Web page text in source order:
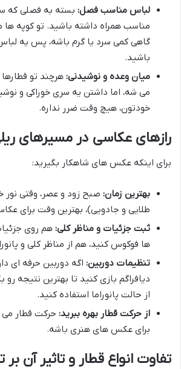
لباس مناسب فصل: بسته به فصلی که
مناسب همراه داشته باشید. تو کوپه
گاهی کمی سرد یا گرم باشه، پس یه
باشید.
میان وعده و نوشیدنی: هرچند تو قطارها
می شه، اما داشتن یه سری خوراکی و
خودتون، هیچ وقت ضرر نداره.
رازهای عکاسی در مسیرهای
برای اینکه عکس های شاهکار بگیرید:
بهترین زمان: صبح زود و عصر، وقتی نور
طلایی و جادویی)، بهترین وقت برای
ثبت جزئیات و مناظر کلی: هم روی
ها فوکوس کنید، هم از مناظر کلی و
تنظیمات دوربین: اگه دوربین حرفه ای
دیافراگم بازی کنید تا بهترین نتیجه
از حالت پانوراما استفاده کنید.
از حرکت قطار بهره ببرید: حرکت قطار می
برای عکس های هنری باشه.
تفاوت انواع قطار و تاثیر آن